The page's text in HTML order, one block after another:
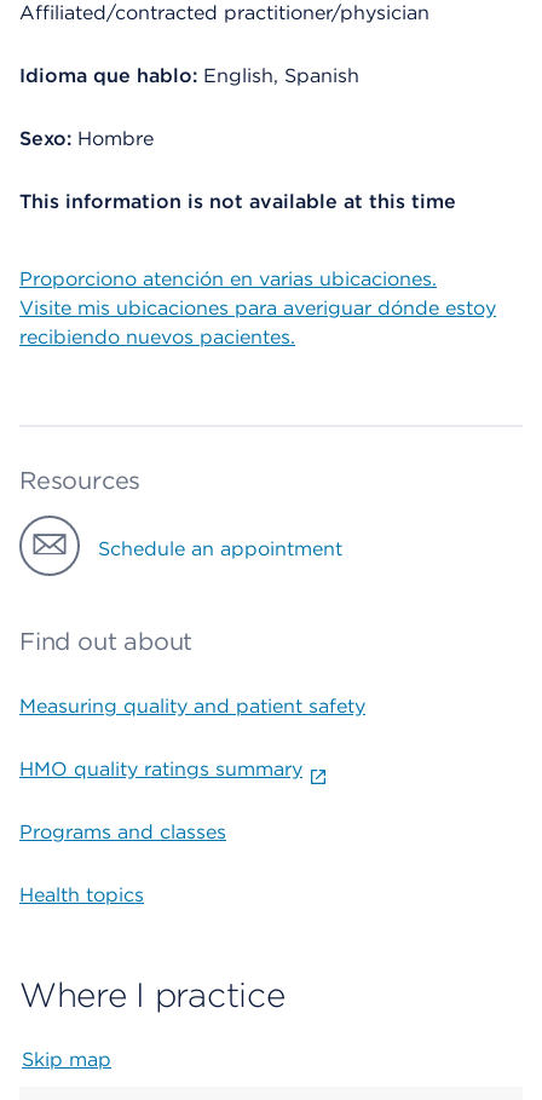
Affiliated/contracted practitioner/physician
Idioma que hablo: English, Spanish
Sexo: Hombre
This information is not available at this time
Proporciono atención en varias ubicaciones.
Visite mis ubicaciones para averiguar dónde estoy
recibiendo nuevos pacientes.
Resources
Schedule an appointment
Find out about
Measuring quality and patient safety
HMO quality ratings summary
Programs and classes
Health topics
Where I practice
Skip map